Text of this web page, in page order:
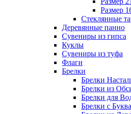
Размер
Стеклянные
Деревянные панно
Сувениры из гипса
Куклы
Сувениры из туфа
Флаги
Брелки
Брелки
Брелки из
Брелки для
Брелки с